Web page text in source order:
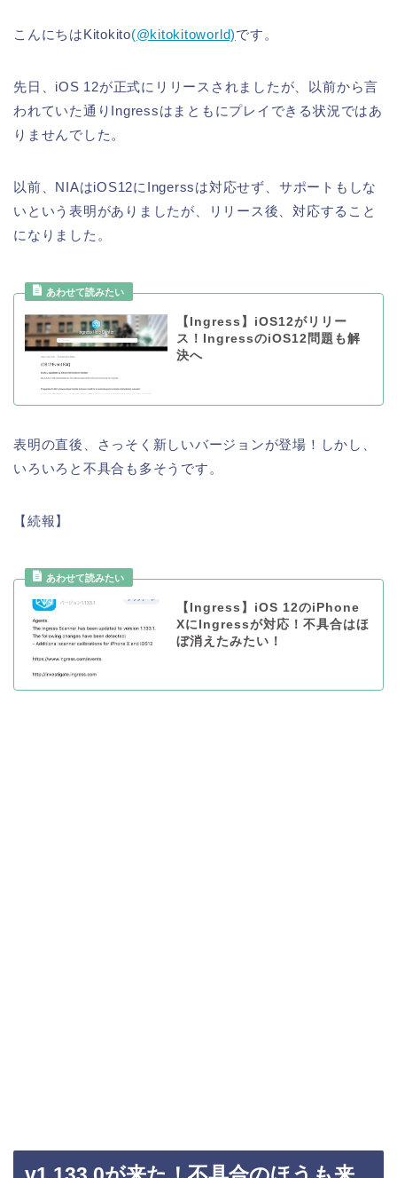
こんにちはKitokito(@kitokitoworld)です。
先日、iOS 12が正式にリリースされましたが、以前から言
われていた通りIngressはまともにプレイできる状況ではあ
りませんでした。
以前、NIAはiOS12にIngerssは対応せず、サポートもしな
いという表明がありましたが、リリース後、対応すること
になりました。
【Ingress】iOS12がリリー
ス！IngressのiOS12問題も解
決へ
表明の直後、さっそく新しいバージョンが登場！しかし、
いろいろと不具合も多そうです。
【続報】
【Ingress】iOS 12のiPhone
XにIngressが対応！不具合はほ
ぼ消えたみたい！